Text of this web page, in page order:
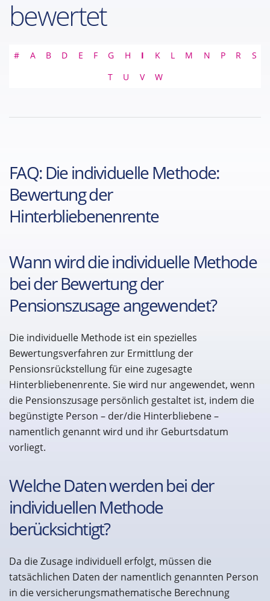
bewertet
# A B D E F G H I K L M N P R
S
T
U V W
FAQ: Die individuelle Methode:
Bewertung der
Hinterbliebenenrente
Wann wird die individuelle Methode
bei der Bewertung der
Pensionszusage angewendet?
Die individuelle Methode ist ein spezielles
Bewertungsverfahren zur Ermittlung der
Pensionsrückstellung für eine zugesagte
Hinterbliebenenrente. Sie wird nur angewendet, wenn
die Pensionszusage persönlich gestaltet ist, indem die
begünstigte Person – der/die Hinterbliebene –
namentlich genannt wird und ihr Geburtsdatum
vorliegt.
Welche Daten werden bei der
individuellen Methode
berücksichtigt?
Da die Zusage individuell erfolgt, müssen die
tatsächlichen Daten der namentlich genannten Person
in die versicherungsmathematische Berechnung